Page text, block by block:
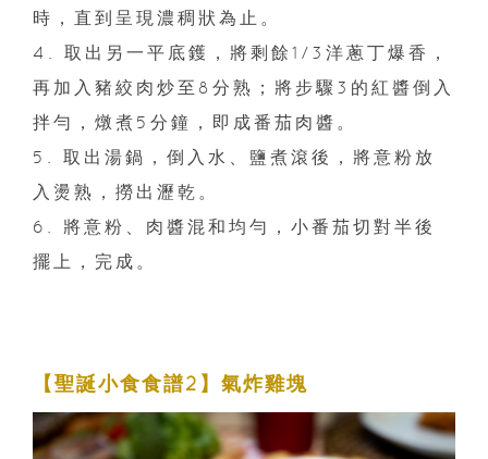
時，直到呈現濃稠狀為止。
4. 取出另一平底鑊，將剩餘1/3洋蔥丁爆香，
再加入豬絞肉炒至8分熟；將步驟3的紅醬倒入
拌勻，燉煮5分鐘，即成番茄肉醬。
5. 取出湯鍋，倒入水、鹽煮滾後，將意粉放
入燙熟，撈出瀝乾。
6. 將意粉、肉醬混和均勻，小番茄切對半後
擺上，完成。
【聖誕小食食譜2】氣炸雞塊